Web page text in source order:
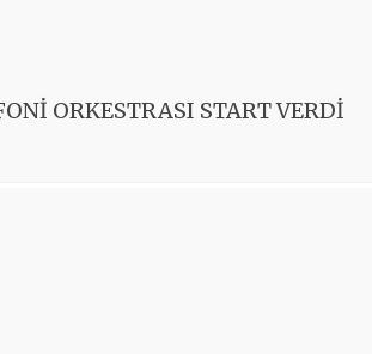
ORKESTRASI START VERDİ